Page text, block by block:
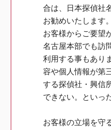
合は、日本探偵社
お勧めいたします。
お客様からご要望
名古屋本部でも訪
利用する事もあり
容や個人情報が第
する探偵社・興信
できない。といっ
お客様の立場を守